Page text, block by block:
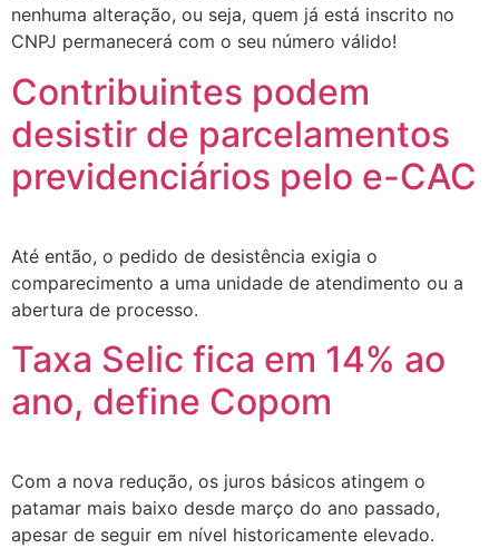
nenhuma alteração, ou seja, quem já está inscrito no
CNPJ permanecerá com o seu número válido!
Contribuintes podem
desistir de parcelamentos
previdenciários pelo e-CAC
Até então, o pedido de desistência exigia o
comparecimento a uma unidade de atendimento ou a
abertura de processo.
Taxa Selic fica em 14% ao
ano, define Copom
Com a nova redução, os juros básicos atingem o
patamar mais baixo desde março do ano passado,
apesar de seguir em nível historicamente elevado.